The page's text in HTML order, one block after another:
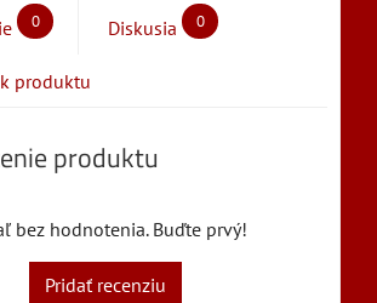
0 Diskusia 0
produktu
produktu
bez hodnotenia. Buďte prvý!
Pridať recenziu